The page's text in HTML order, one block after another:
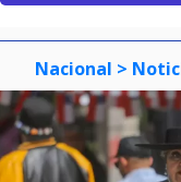
Nacional >